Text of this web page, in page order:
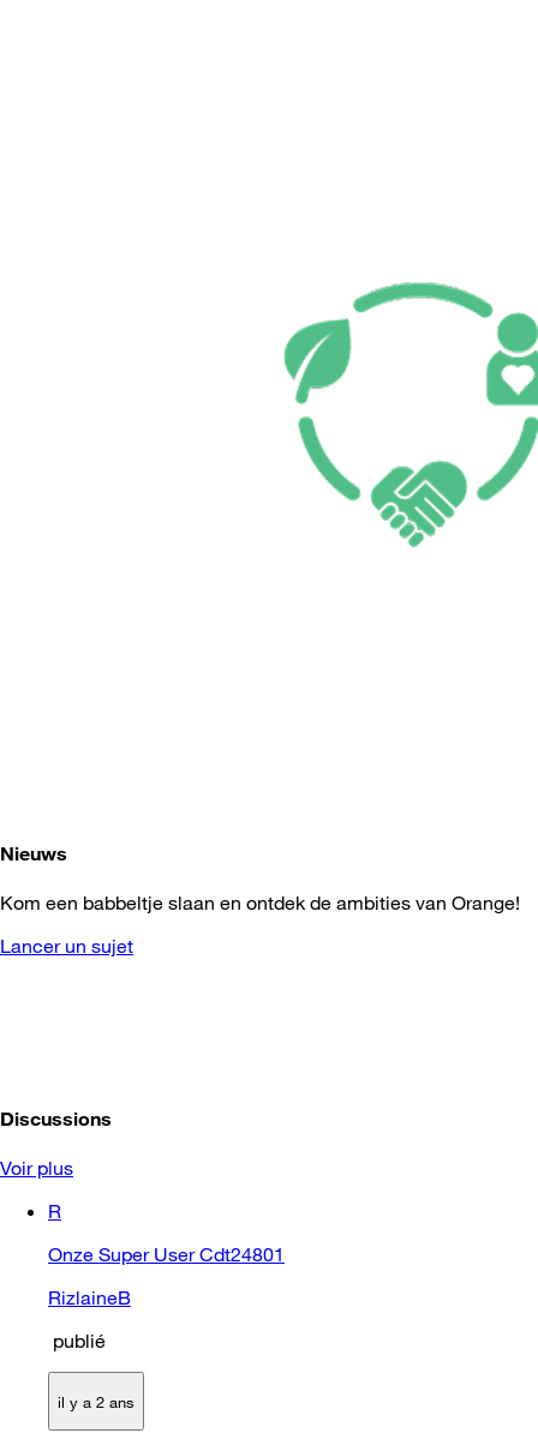
Nieuws
Kom een babbeltje slaan en ontdek de ambities van Orange!
Lancer un sujet
Discussions
Voir plus
R
Onze Super User Cdt24801
RizlaineB
publié
il y a 2 ans